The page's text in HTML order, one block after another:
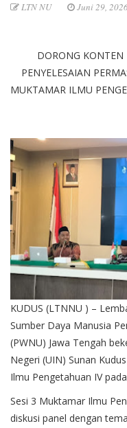
LTN NU Juni 29, 2026
DORONG KONTEN
PENYELESAIAN
MUKTAMAR ILMU
KUDUS (LTNNU ) –
Sumber Daya Manusia
(PWNU) Jawa Tengah
Negeri (UIN) Sunan
Ilmu Pengetahuan IV
Sesi 3 Muktamar Ilmu
diskusi panel dengan